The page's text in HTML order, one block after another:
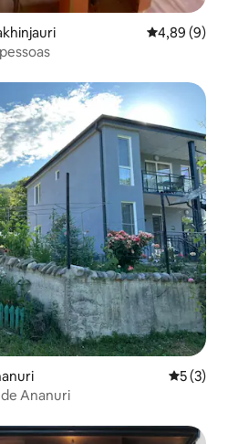
4,89 (9)
5 (3)
Ananuri